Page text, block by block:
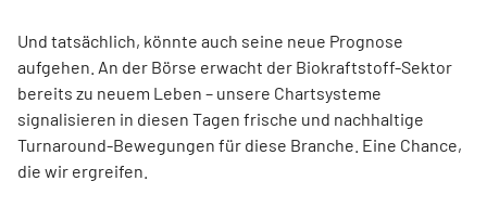
Und tatsächlich, könnte auch seine neue Prognose
aufgehen. An der Börse erwacht der Biokraftstoff-Sektor
bereits zu neuem Leben – unsere Chartsysteme
signalisieren in diesen Tagen frische und nachhaltige
Turnaround-Bewegungen für diese Branche. Eine Chance,
die wir ergreifen.